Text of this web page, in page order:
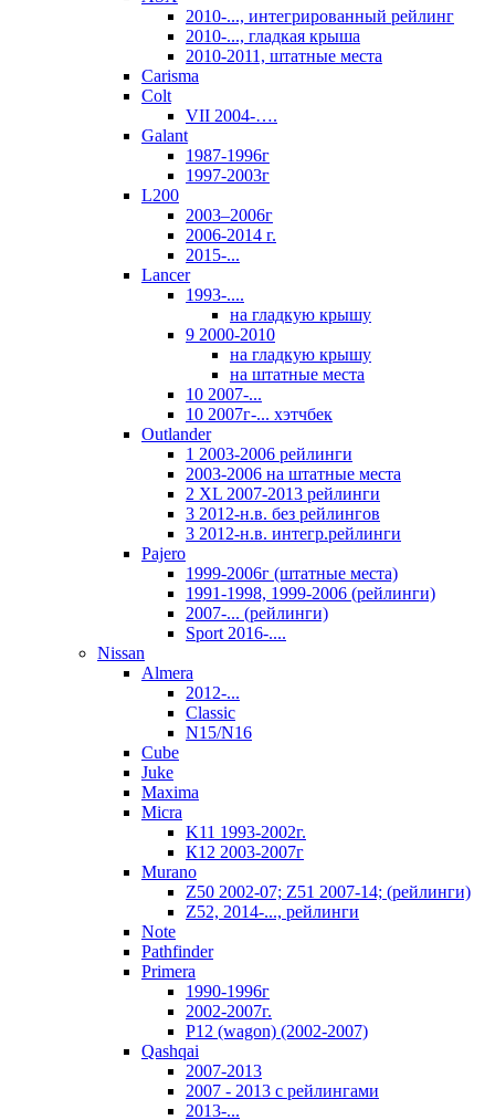
2010-..., интегрированный рейлинг
2010-..., гладкая крыша
2010-2011, штатные места
Carisma
Colt
VII 2004-….
Galant
1987-1996г
1997-2003г
L200
2003–2006г
2006-2014 г.
2015-...
Lancer
1993-....
на гладкую крышу
9 2000-2010
на гладкую крышу
на штатные места
10 2007-...
10 2007г-... хэтчбек
Outlander
1 2003-2006 рейлинги
2003-2006 на штатные места
2 XL 2007-2013 рейлинги
3 2012-н.в. без рейлингов
3 2012-н.в. интегр.рейлинги
Pajero
1999-2006г (штатные места)
1991-1998, 1999-2006 (рейлинги)
2007-... (рейлинги)
Sport 2016-....
Nissan
Almera
2012-...
Classic
N15/N16
Cube
Juke
Maxima
Micra
K11 1993-2002г.
К12 2003-2007г
Murano
Z50 2002-07; Z51 2007-14; (рейлинги)
Z52, 2014-..., рейлинги
Note
Pathfinder
Primera
1990-1996г
2002-2007г.
P12 (wagon) (2002-2007)
Qashqai
2007-2013
2007 - 2013 с рейлингами
2013-...